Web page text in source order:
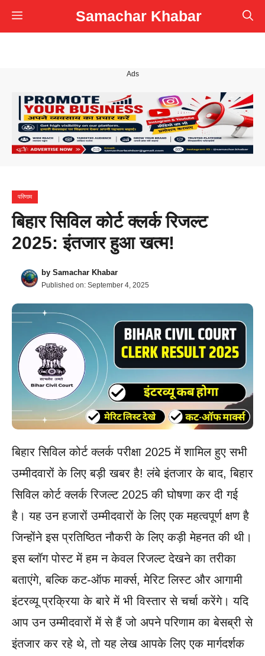
Skip
to
Samachar Khabar
Menu
Ads
परिणाम
बिहार सिविल कोर्ट क्लर्क रिजल्ट
2025: इंतजार हुआ खत्म!
by Samachar Khabar
Published on: September 4, 2025
बिहार सिविल कोर्ट क्लर्क परीक्षा 2025 में शामिल हुए सभी
उम्मीदवारों के लिए बड़ी खबर है! लंबे इंतजार के बाद, बिहार
सिविल कोर्ट क्लर्क रिजल्ट 2025 की घोषणा कर दी गई
है। यह उन हजारों उम्मीदवारों के लिए एक महत्वपूर्ण क्षण है
जिन्होंने इस प्रतिष्ठित नौकरी के लिए कड़ी मेहनत की थी।
इस ब्लॉग पोस्ट में हम न केवल रिजल्ट देखने का तरीका
बताएंगे, बल्कि कट-ऑफ मार्क्स, मेरिट लिस्ट और आगामी
इंटरव्यू प्रक्रिया के बारे में भी विस्तार से चर्चा करेंगे। यदि
आप उन उम्मीदवारों में से हैं जो अपने परिणाम का बेसब्री से
इंतजार कर रहे थे, तो यह लेख आपके लिए एक मार्गदर्शक